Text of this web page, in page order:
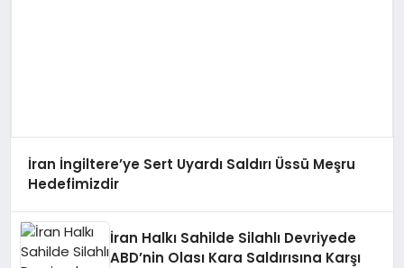
İran İngiltere’ye Sert Uyardı Saldırı Üssü Meşru
Hedefimizdir
İran Halkı Sahilde Silahlı Devriyede
ABD’nin Olası Kara Saldırısına Karşı